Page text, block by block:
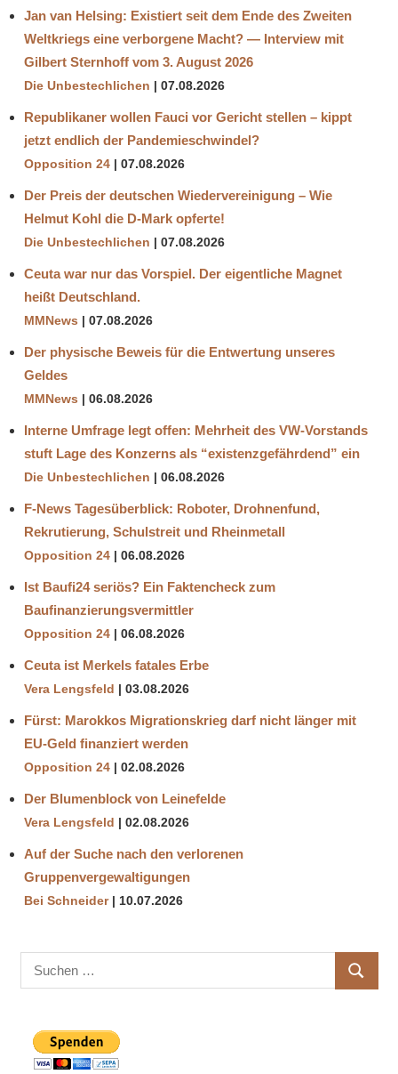
Jan van Helsing: Existiert seit dem Ende des Zweiten
Weltkriegs eine verborgene Macht? — Interview mit
Gilbert Sternhoff vom 3. August 2026
Die Unbestechlichen 07.08.2026
Republikaner wollen Fauci vor Gericht stellen – kippt
jetzt endlich der Pandemieschwindel?
Opposition 24 07.08.2026
Der Preis der deutschen Wiedervereinigung – Wie
Helmut Kohl die D‑Mark opferte!
Die Unbestechlichen 07.08.2026
Ceuta war nur das Vorspiel. Der eigentliche Magnet
heißt Deutschland.
MMNews 07.08.2026
Der physische Beweis für die Entwertung unseres
Geldes
MMNews 06.08.2026
Interne Umfrage legt offen: Mehrheit des VW-Vorstands
stuft Lage des Konzerns als “existenzgefährdend” ein
Die Unbestechlichen 06.08.2026
F-News Tagesüberblick: Roboter, Drohnenfund,
Rekrutierung, Schulstreit und Rheinmetall
Opposition 24 06.08.2026
Ist Baufi24 seriös? Ein Faktencheck zum
Baufinanzierungsvermittler
Opposition 24 06.08.2026
Ceuta ist Merkels fatales Erbe
Vera Lengsfeld 03.08.2026
Fürst: Marokkos Migrationskrieg darf nicht länger mit
EU-Geld finanziert werden
Opposition 24 02.08.2026
Der Blumenblock von Leinefelde
Vera Lengsfeld 02.08.2026
Auf der Suche nach den verlorenen
Gruppenvergewaltigungen
Bei Schneider 10.07.2026
Suchen
nach:
SUCHEN